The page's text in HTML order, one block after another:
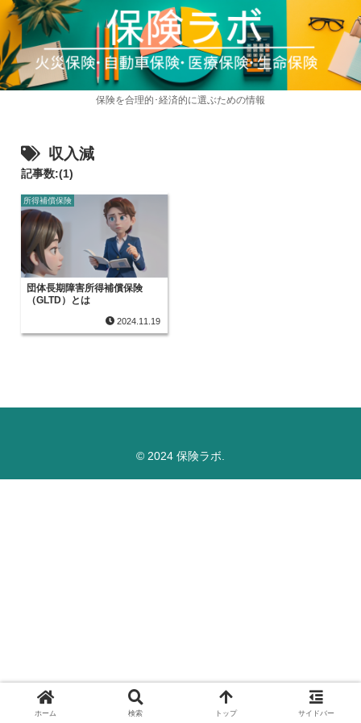
保険を合理的･経済的に選ぶための情報
収入減
記事数:(1)
所得補償保険
団体長期障害所得補償保険
（GLTD）とは
2024.11.19
© 2024 保険ラボ.
ホーム 検索 トップ サイドバー